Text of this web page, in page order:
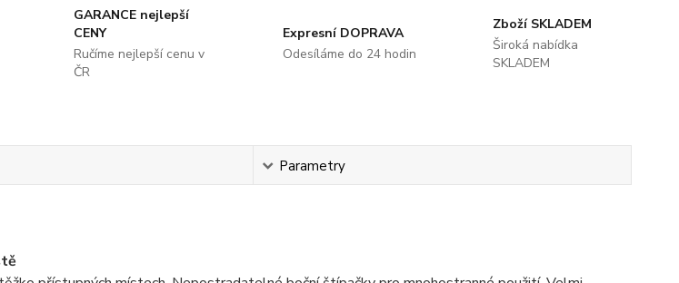
GARANCE nejlepší
CENY
Ručíme nejlepší cenu v
ČR
Expresní DOPRAVA
Odesíláme do 24 hodin
Zboží SKLADEM
Široká nabídka
SKLADEM
Parametry